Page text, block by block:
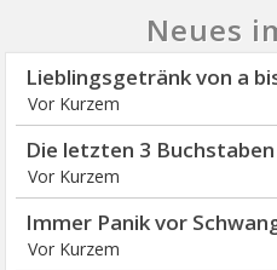
Neues
Lieblingsgetränk von a
Die letzten 3 Buchstaben
Immer Panik vor